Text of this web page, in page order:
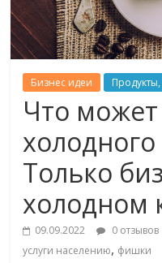
Бизнес идеи
Что
Только
холодном
09.09.2022 0 отзывов
услуги населению, фишки